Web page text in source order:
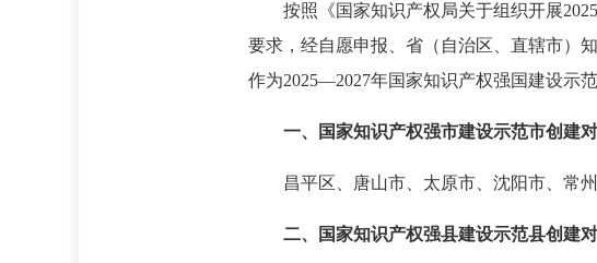
按照《国家知识产权局关于组织开展
要求，经自愿申报、省（自治区、直辖市）
作为2025—2027年国家知识产权强国建设示范
一、国家知识产权强市建设示范市创建
昌平区、唐山市、太原市、沈阳市、常
二、国家知识产权强县建设示范县创建